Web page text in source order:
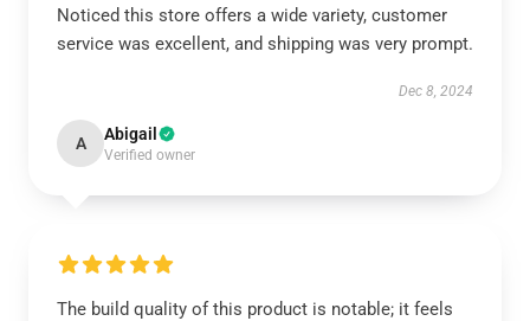
Noticed this store offers a wide variety, customer
service was excellent, and shipping was very prompt.
Dec 8, 2024
A Abigail
Verified owner
The build quality of this product is notable; it feels